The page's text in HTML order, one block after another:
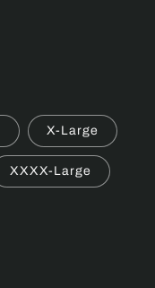
X-Large
XXXX-Large